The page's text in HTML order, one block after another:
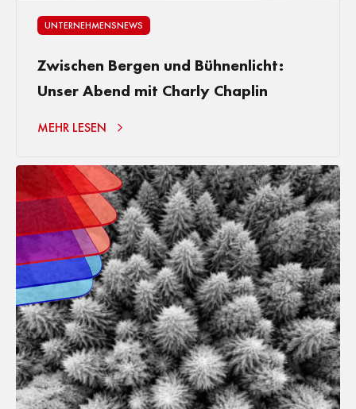
UNTERNEHMENSNEWS
Zwischen Bergen und Bühnenlicht:
Unser Abend mit Charly Chaplin
MEHR LESEN